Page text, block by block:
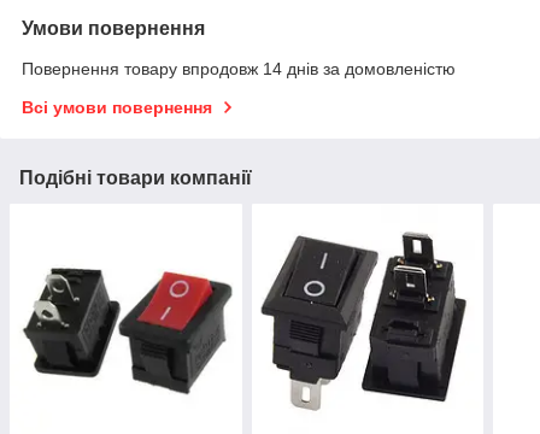
Умови повернення
Повернення товару впродовж 14 днів за домовленістю
Всі умови повернення
Подібні товари компанії